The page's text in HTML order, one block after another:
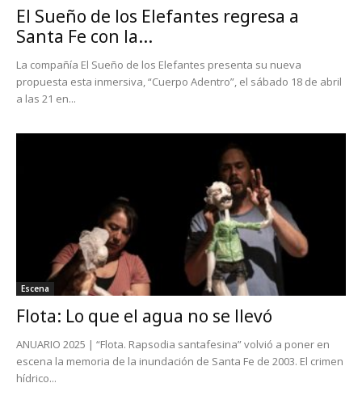
El Sueño de los Elefantes regresa a
Santa Fe con la...
La compañía El Sueño de los Elefantes presenta su nueva
propuesta esta inmersiva, “Cuerpo Adentro”, el sábado 18 de abril
a las 21 en...
Escena
Flota: Lo que el agua no se llevó
ANUARIO 2025 | “Flota. Rapsodia santafesina” volvió a poner en
escena la memoria de la inundación de Santa Fe de 2003. El crimen
hídrico...